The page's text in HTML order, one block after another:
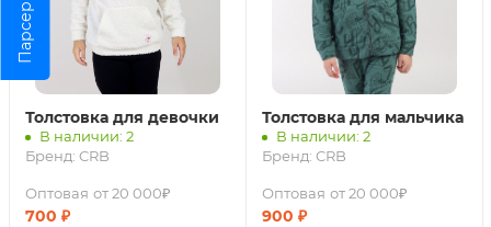
Толстовка для девочки
В наличии: 2
Бренд: CRB
Оптовая от 20 000₽
700 ₽
Толстовка для мальчика
В наличии: 2
Бренд: CRB
Оптовая от 20 000₽
900 ₽
Парсер